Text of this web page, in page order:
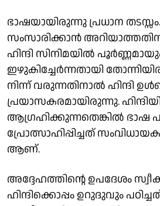
ഭാഷയായിരുന്നു പ്രധാന
സംസാരിക്കാന്‍
ഹിന്ദി സിനിമയില്‍
ഇഴുകിച്ചേര്‍ന്നതായി
നിന്ന് വരുന്നതിനാല്‍ ഹിന്ദി
പ്രയാസകരമായിരുന്നു.
ആഗ്രഹിക്കുന്നതെങ്കില്‍ ഭാഷ
പ്രോത്സാഹിപ്പിച്ചത്
ആണ്.
അദ്ദേഹത്തിന്റെ ഉപദേശം
ഹിന്ദിക്കൊപ്പം ഉറുദുവും